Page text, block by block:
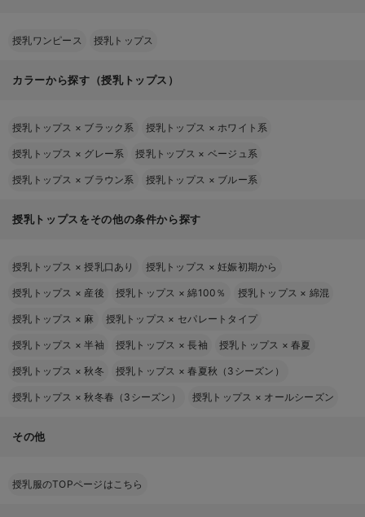
授乳ワンピース 授乳トップス
カラーから探す（授乳トップス）
授乳トップス × ブラック系 授乳トップス × ホワイト系
授乳トップス × グレー系 授乳トップス × ベージュ系
授乳トップス × ブラウン系 授乳トップス × ブルー系
授乳トップスをその他の条件から探す
授乳トップス ×授乳口あり 授乳トップス ×妊娠初期から
授乳トップス × 産後 授乳トップス ×綿100％ 授乳トップス × 綿混
授乳トップス × 麻 授乳トップス × セパレートタイプ
授乳トップス ×半袖 授乳トップス ×長袖 授乳トップス ×春夏
授乳トップス ×秋冬 授乳トップス ×春夏秋（3シーズン）
授乳トップス ×秋冬春（3シーズン） 授乳トップス × オールシーズン
その他
授乳服のTOPページはこちら